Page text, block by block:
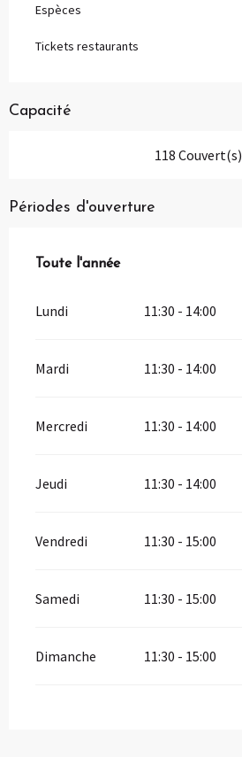
Espèces
Tickets restaurants
Capacité
118 Couvert(s)
Périodes d'ouverture
Toute l'année
Toute l'année
Lundi 11:30 - 14:00
Mardi 11:30 - 14:00
Mercredi 11:30 - 14:00
Jeudi 11:30 - 14:00
Vendredi 11:30 - 15:00
Samedi 11:30 - 15:00
Dimanche 11:30 - 15:00